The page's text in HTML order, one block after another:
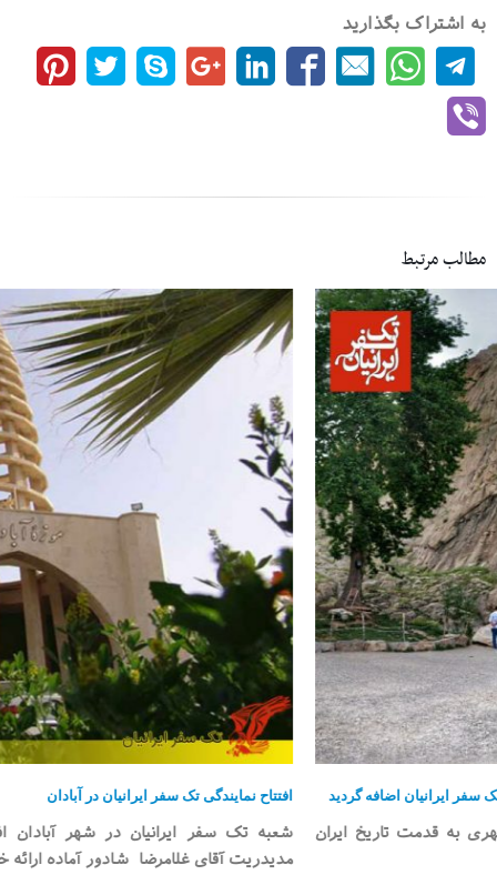
به اشتراک بگذارید
مطالب مرتبط
افتتاح نمایندگی تک سفر ایرانیان در آبادان
شعبه تک سفر ایرانیان در شهر آبادان افتتاح شد این شعبه
مدیدریت آقای غلامرضا شادور آماده ارائه خدمات به هموطنان [...]